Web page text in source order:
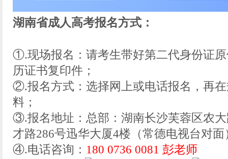
湖南省成人高考报名方式：
①.现场报名：请考生带好第二代身份证
历证书复印件；
②.报名方式：选择网上或电话报名，再
料；
③.报名地址：总部：湖南长沙芙蓉区农
才路286号迅华大厦4楼（常德电视台对面
④.电话咨询： 180 0736 0081 彭老师